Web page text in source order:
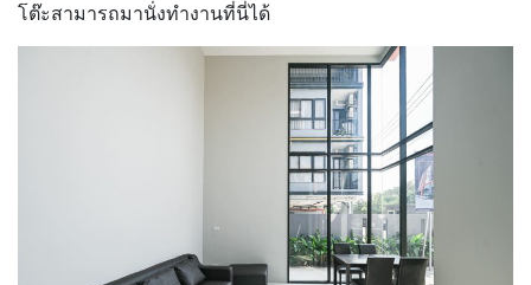
โต๊ะสามารถมานั่งทำงานที่นี่ได้